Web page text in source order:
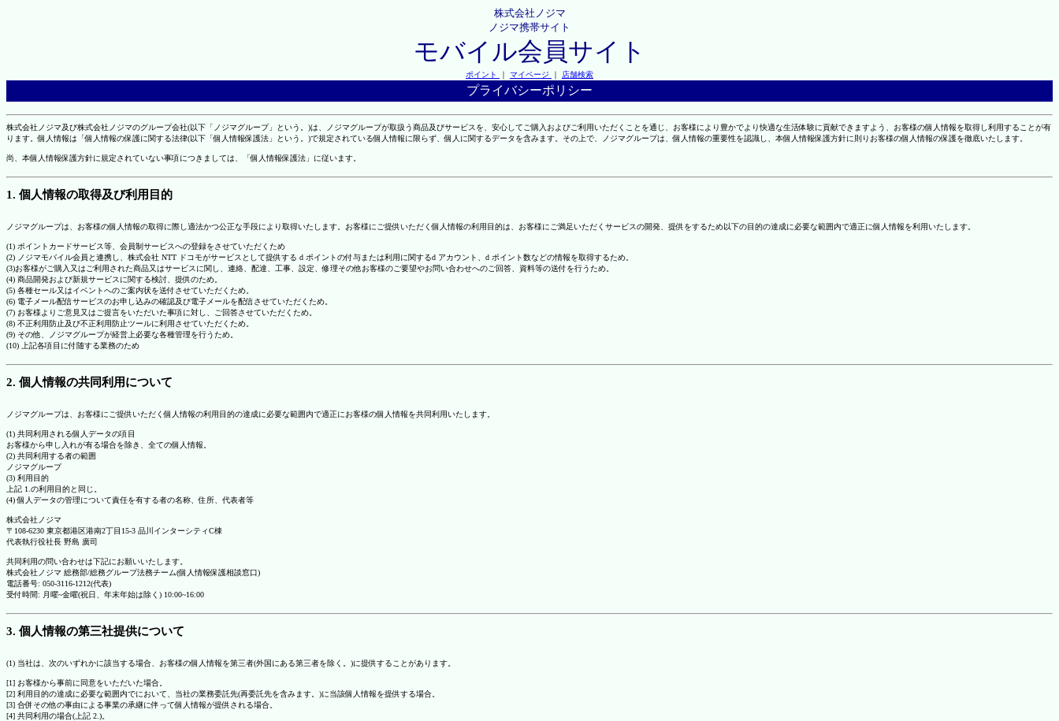
株式会社ノジマ
ノジマ携帯サイト
モバイル会員サイト
ポイント ｜ マイページ ｜ 店舗検索
プライバシーポリシー
株式会社ノジマ及び株式会社ノジマのグループ会社(以下「ノジマグループ」という。)は、ノジマグループが取扱う商品及びサービスを、安心してご購入およびご利用いただくことを通じ、お客様により豊かでより快適な生活体験に貢献できますよう、お客様の個人情報を取得し利用することが有
ります。個人情報は「個人情報の保護に関する法律(以下「個人情報保護法」という。)で規定されている個人情報に限らず、個人に関するデータを含みます。その上で、ノジマグループは、個人情報の重要性を認識し、本個人情報保護方針に則りお客様の個人情報の保護を徹底いたします。
尚、本個人情報保護方針に規定されていない事項につきましては、「個人情報保護法」に従います。
1. 個人情報の取得及び利用目的
ノジマグループは、お客様の個人情報の取得に際し適法かつ公正な手段により取得いたします。お客様にご提供いただく個人情報の利用目的は、お客様にご満足いただくサービスの開発、提供をするため以下の目的の達成に必要な範囲内で適正に個人情報を利用いたします。
(1) ポイントカードサービス等、会員制サービスへの登録をさせていただくため
(2) ノジマモバイル会員と連携し、株式会社 NTT ドコモがサービスとして提供する d ポイントの付与または利用に関するd アカウント、d ポイント数などの情報を取得するため。
(3)お客様がご購入又はご利用された商品又はサービスに関し、連絡、配達、工事、設定、修理その他お客様のご要望やお問い合わせへのご回答、資料等の送付を行うため。
(4) 商品開発および新規サービスに関する検討、提供のため。
(5) 各種セール又はイベントへのご案内状を送付させていただくため。
(6) 電子メール配信サービスのお申し込みの確認及び電子メールを配信させていただくため。
(7) お客様よりご意見又はご提言をいただいた事項に対し、ご回答させていただくため。
(8) 不正利用防止及び不正利用防止ツールに利用させていただくため。
(9) その他、ノジマグループが経営上必要な各種管理を行うため。
(10) 上記各項目に付随する業務のため
2. 個人情報の共同利用について
ノジマグループは、お客様にご提供いただく個人情報の利用目的の達成に必要な範囲内で適正にお客様の個人情報を共同利用いたします。
(1) 共同利用される個人データの項目
お客様から申し入れが有る場合を除き、全ての個人情報。
(2) 共同利用する者の範囲
ノジマグループ
(3) 利用目的
上記 1.の利用目的と同じ。
(4) 個人データの管理について責任を有する者の名称、住所、代表者等
株式会社ノジマ
〒108-6230 東京都港区港南2丁目15-3 品川インターシティC棟
代表執行役社長 野島 廣司
共同利用の問い合わせは下記にお願いいたします。
株式会社ノジマ 総務部/総務グループ法務チーム(個人情報保護相談窓口)
電話番号: 050-3116-1212(代表)
受付時間: 月曜~金曜(祝日、年末年始は除く) 10:00~16:00
3. 個人情報の第三社提供について
(1) 当社は、次のいずれかに該当する場合、お客様の個人情報を第三者(外国にある第三者を除く。)に提供することがあります。
[1] お客様から事前に同意をいただいた場合。
[2] 利用目的の達成に必要な範囲内でにおいて、当社の業務委託先(再委託先を含みます。)に当該個人情報を提供する場合。
[3] 合併その他の事由による事業の承継に伴って個人情報が提供される場合。
[4] 共同利用の場合(上記 2.)。